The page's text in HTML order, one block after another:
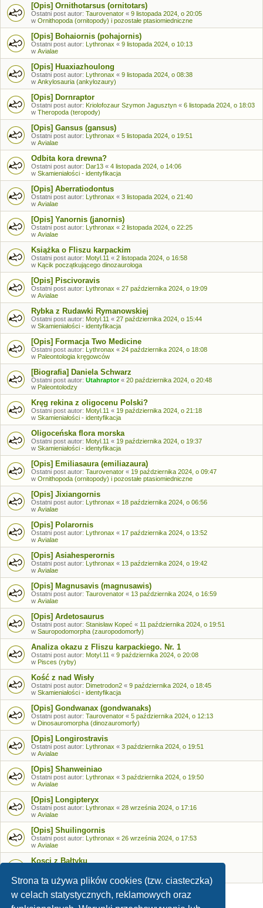
Strona ta używa plików cookies (tzw. ciasteczka)
w celach statystycznych, reklamowych oraz
[Opis] Ornithotarsus (ornitotars)
Ostatni post autor: Taurovenator « 9 listopada 2024, o 20:05
w Ornithopoda (ornitopody) i pozostałe ptasiomiedniczne
[Opis] Bohaiornis (pohajornis)
Ostatni post autor: Lythronax « 9 listopada 2024, o 10:13
w Avialae
[Opis] Huaxiazhoulong
Ostatni post autor: Lythronax « 9 listopada 2024, o 08:38
w Ankylosauria (ankylozaury)
[Opis] Dornraptor
Ostatni post autor: Kriolofozaur Szymon Jagusztyn « 6 listopada 2024, o 18:03
w Theropoda (teropody)
[Opis] Gansus (gansus)
Ostatni post autor: Lythronax « 5 listopada 2024, o 19:51
w Avialae
Odbita kora drewna?
Ostatni post autor: Dar13 « 4 listopada 2024, o 14:06
w Skamieniałości - identyfikacja
[Opis] Aberratiodontus
Ostatni post autor: Lythronax « 3 listopada 2024, o 21:40
w Avialae
[Opis] Yanornis (janornis)
Ostatni post autor: Lythronax « 2 listopada 2024, o 22:25
w Avialae
Książka o Fliszu karpackim
Ostatni post autor: Motyl.11 « 2 listopada 2024, o 16:58
w Kącik początkującego dinozaurologa
[Opis] Piscivoravis
Ostatni post autor: Lythronax « 27 października 2024, o 19:09
w Avialae
Rybka z Rudawki Rymanowskiej
Ostatni post autor: Motyl.11 « 27 października 2024, o 15:44
w Skamieniałości - identyfikacja
[Opis] Formacja Two Medicine
Ostatni post autor: Lythronax « 24 października 2024, o 18:08
w Paleontologia kręgowców
[Biografia] Daniela Schwarz
Ostatni post autor: Utahraptor« 20 października 2024, o 20:48
w Paleontolodzy
Kręg rekina z oligocenu Polski?
Ostatni post autor: Motyl.11 « 19 października 2024, o 21:18
w Skamieniałości - identyfikacja
Oligoceńska flora morska
Ostatni post autor: Motyl.11 « 19 października 2024, o 19:37
w Skamieniałości - identyfikacja
[Opis] Emiliasaura (emiliazaura)
Ostatni post autor: Taurovenator « 19 października 2024, o 09:47
w Ornithopoda (ornitopody) i pozostałe ptasiomiedniczne
[Opis] Jixiangornis
Ostatni post autor: Lythronax « 18 października 2024, o 06:56
w Avialae
[Opis] Polarornis
Ostatni post autor: Lythronax « 17 października 2024, o 13:52
w Avialae
[Opis] Asiahesperornis
Ostatni post autor: Lythronax « 13 października 2024, o 19:42
w Avialae
[Opis] Magnusavis (magnusawis)
Ostatni post autor: Taurovenator « 13 października 2024, o 16:59
w Avialae
[Opis] Ardetosaurus
Ostatni post autor: Stanisław Kopeć « 11 października 2024, o 19:51
w Sauropodomorpha (zauropodomorfy)
Analiza okazu z Fliszu karpackiego. Nr. 1
Ostatni post autor: Motyl.11 « 9 października 2024, o 20:08
w Pisces (ryby)
Kość z nad Wisły
Ostatni post autor: Dimetrodon2 « 9 października 2024, o 18:45
w Skamieniałości - identyfikacja
[Opis] Gondwanax (gondwanaks)
Ostatni post autor: Taurovenator « 5 października 2024, o 12:13
w Dinosauromorpha (dinozauromorfy)
[Opis] Longirostravis
Ostatni post autor: Lythronax « 3 października 2024, o 19:51
w Avialae
[Opis] Shanweiniao
Ostatni post autor: Lythronax « 3 października 2024, o 19:50
w Avialae
[Opis] Longipteryx
Ostatni post autor: Lythronax « 28 września 2024, o 17:16
w Avialae
[Opis] Shuilingornis
Ostatni post autor: Lythronax « 26 września 2024, o 17:53
w Avialae
Kosci z Bałtyku
Skamieniałości - identyfikacja